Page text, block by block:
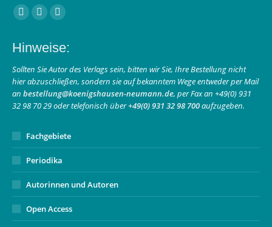
Finden Sie uns auf:
Facebook
opens
in
new
window
Instagram
opens
in
new
window
E-
page
opens
in
new
window
Hinweise:
Sollten Sie Autor des Verlags sein, bitten wir Sie, Ihre Bestellung nicht
hier abzuschließen, sondern sie auf bekanntem Wege entweder per Mail
an bestellung@koenigshausen-neumann.de, per Fax an +49(0) 931
32 98 70 29 oder telefonisch über+49(0) 931 32 98 700aufzugeben.
Fachgebiete
Periodika
Autorinnen und Autoren
Open Access